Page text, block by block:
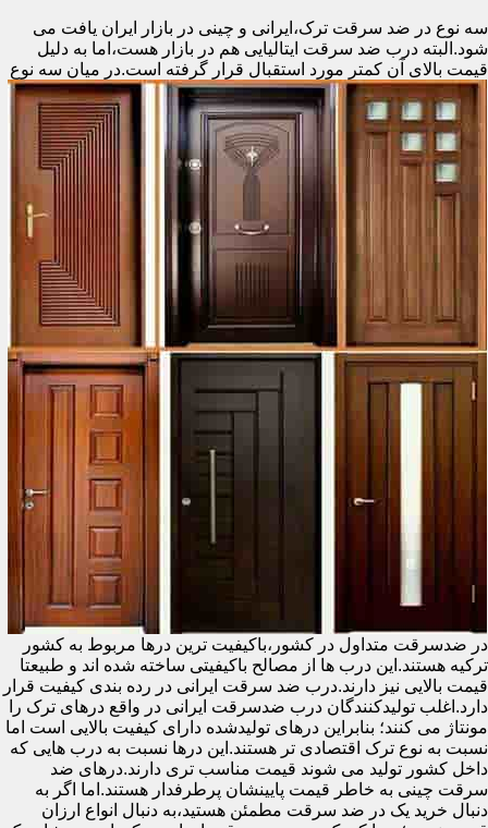
سه نوع در ضد سرقت ترک،ایرانی و چینی در بازار ایران یافت می
شود.البته درب ضد سرقت ایتالیایی هم در بازار هست،اما به دلیل
قیمت بالای آن کمتر مورد استقبال قرار گرفته است.در میان سه نوع
در ضدسرقت متداول در کشور،باکیفیت ترین درها مربوط به کشور
ترکیه هستند.این درب ها از مصالح باکیفیتی ساخته شده اند و طبیعتا
قیمت بالایی نیز دارند.درب ضد سرقت ایرانی در رده بندی کیفیت قرار
دارد.اغلب تولیدکنندگان درب ضدسرقت ایرانی در واقع درهای ترک را
مونتاژ می کنند؛ بنابراین درهای تولیدشده دارای کیفیت بالایی است اما
نسبت به نوع ترک اقتصادی تر هستند.این درها نسبت به درب هایی که
داخل کشور تولید می شوند قیمت مناسب تری دارند.درهای ضد
سرقت چینی به خاطر قیمت پایینشان پرطرفدار هستند.اما اگر به
دنبال خرید یک در ضد سرقت مطمئن هستید،به دنبال انواع ارزان